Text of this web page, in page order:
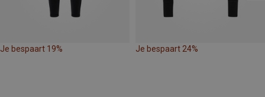
Je bespaart 19% Je bespaart 24%